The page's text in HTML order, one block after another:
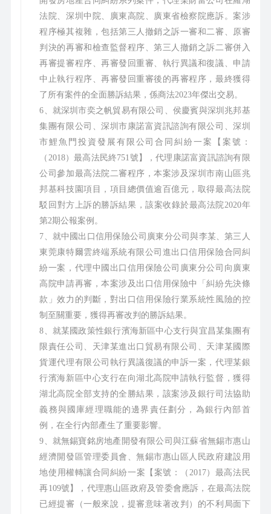
法院、深圳中院、廣東高院、廣東省檢察院應訴。案涉
程序極其複雜，包括第三人撤銷之訴一審和二審、原審
判決的再審和檢查監督程序、第三人撤銷之訴二審併入
再審提審程序、再審發回重審、執行異議和復議、申請
中止執行程序、再審發回重審後的再審程序，最終獲得
了所有案件的全面勝訴結果，係商法2023年傑出交易。
6、就深圳市奕之帆貿易有限公司、侯慶賓與深圳兆邦基
集團有限公司、深圳市康諾富資訊諮詢有限公司、深圳
市鯉魚門投資發展有限公司合同糾紛一案【案號：
（2018）最高法民終751號】，代理康諾富資訊諮詢有限
公司參加最高法院二審程序，本案涉及深圳市南山區兆
邦基科技園項目，項目總價值逾百億元，取得最高法院
駁回對方上訴的勝訴結果，該案收錄於最高法院2020年
第2期公報案例。
7、就中國出口信用保險公司廣東分公司與李某、第三人
東莞康特爾雲終端系統有限公司進出口信用保險合同糾
紛一案，代理中國出口信用保險公司廣東分公司向廣東
高院申請再審，本案涉及出口信用保險中「糾紛先決條
款」效力的判斷，對出口信用保險行業系統性風險的控
制至關重要，獲得再審改判的勝訴結果。
8、就某國政策性銀行濱海新區中心支行與宜昌某集團有
限責任公司、天津某進出口貿易有限公司、天津某國際
貨運代理有限公司執行異議復議的申訴一案，代理某銀
行濱海新區中心支行在向湖北高院申請執行監督，獲得
湖北高院全部支持的全勝結果，該案涉及銀行司法協助
義務與國庫經理職能的邊界責任劃分，為銀行內部首
例，在全行內部產生了重要影響。
9、就無錫寶銘房地產開發有限公司與江蘇省無錫市惠山
經濟開發區管理委員會、無錫市惠山區人民政府建設用
地使用權轉讓合同糾紛一案【案號：（2017）最高法民
再109號】，代理惠山區政府及管委會應訴，在最高法院
已經提審（一般來說，提審意味著改判）的不利局面下